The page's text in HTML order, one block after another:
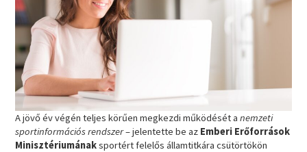
A jövő év végén teljes körűen megkezdi működését a nemzeti
sportinformációs rendszer– jelentette be az Emberi Erőforrások
Minisztériumánaksportért felelős államtitkára csütörtökön